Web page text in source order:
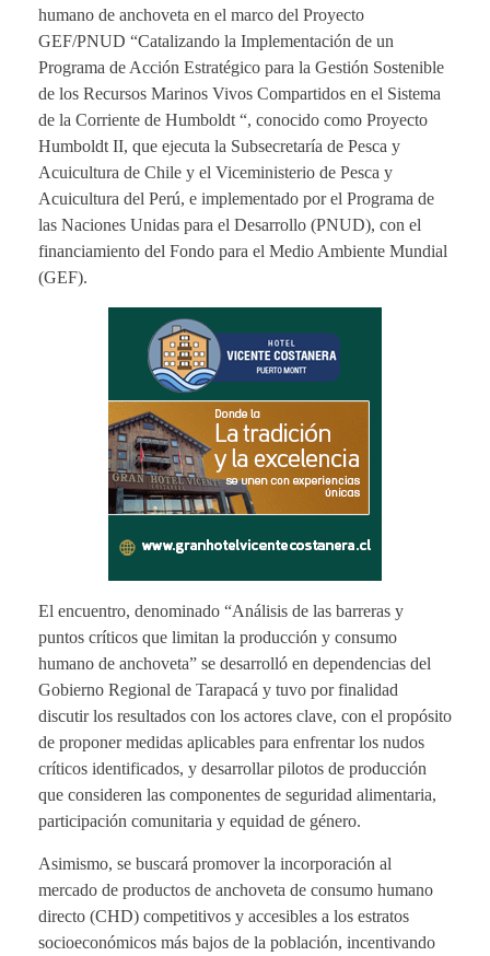
humano de anchoveta en el marco del Proyecto
GEF/PNUD “Catalizando la Implementación de un
Programa de Acción Estratégico para la Gestión Sostenible
de los Recursos Marinos Vivos Compartidos en el Sistema
de la Corriente de Humboldt “, conocido como Proyecto
Humboldt II, que ejecuta la Subsecretaría de Pesca y
Acuicultura de Chile y el Viceministerio de Pesca y
Acuicultura del Perú, e implementado por el Programa de
las Naciones Unidas para el Desarrollo (PNUD), con el
financiamiento del Fondo para el Medio Ambiente Mundial
(GEF).
El encuentro, denominado “Análisis de las barreras y
puntos críticos que limitan la producción y consumo
humano de anchoveta” se desarrolló en dependencias del
Gobierno Regional de Tarapacá y tuvo por finalidad
discutir los resultados con los actores clave, con el propósito
de proponer medidas aplicables para enfrentar los nudos
críticos identificados, y desarrollar pilotos de producción
que consideren las componentes de seguridad alimentaria,
participación comunitaria y equidad de género.
Asimismo, se buscará promover la incorporación al
mercado de productos de anchoveta de consumo humano
directo (CHD) competitivos y accesibles a los estratos
socioeconómicos más bajos de la población, incentivando